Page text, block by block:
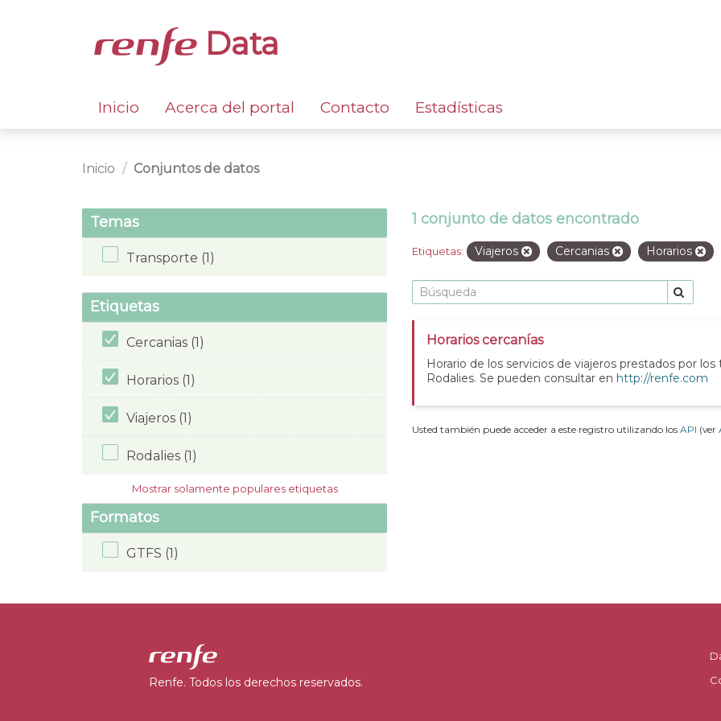
Data
Inicio Acerca del portal Contacto Estadísticas
Inicio Conjuntos de datos
Temas
Transporte (1)
Etiquetas
Cercanias (1)
Horarios (1)
Viajeros (1)
Rodalies (1)
Mostrar solamente populares etiquetas
Formatos
GTFS (1)
1 conjunto de datos encontrado
Etiquetas: Viajeros Cercanias Horarios
Horarios cercanías
Horario de los servicios de viajeros prestados por los
Rodalies. Se pueden consultar en http://renfe.com
Usted también puede acceder a este registro utilizando los API (ver
Renfe. Todos los derechos reservados.